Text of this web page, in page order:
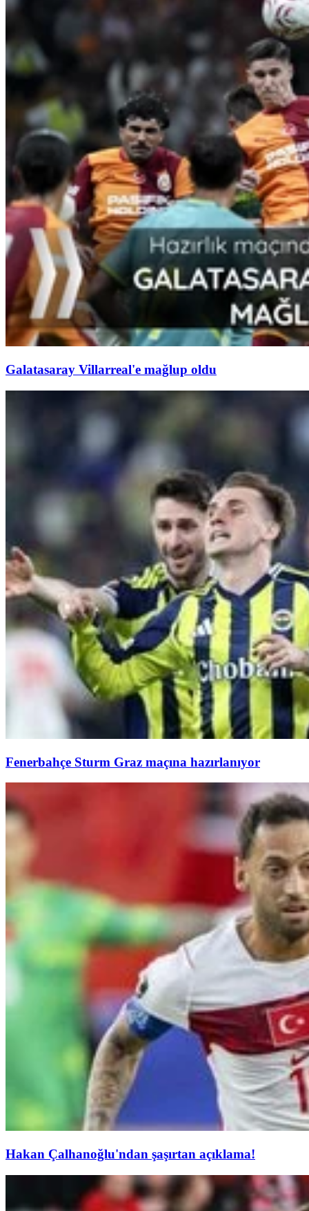
Galatasaray Villarreal'e mağlup oldu
Fenerbahçe Sturm Graz maçına hazırlanıyor
Hakan Çalhanoğlu'ndan şaşırtan açıklama!